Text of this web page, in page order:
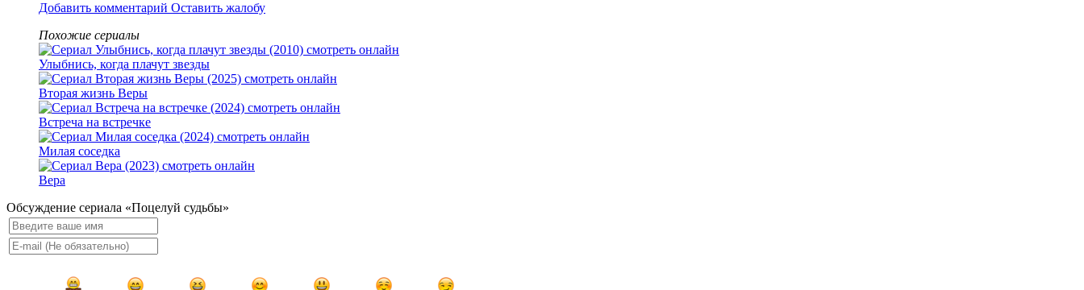
Добавить комментарий Оставить жалобу
Похожие сериалы
Улыбнись, когда плачут звезды
Вторая жизнь Веры
Встреча на встречке
Милая соседка
Вера
Обсуждение сериала «Поцелуй судьбы»